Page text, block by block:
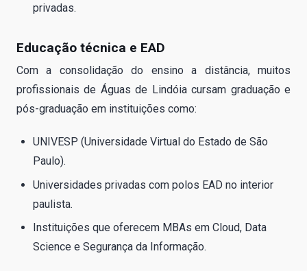
privadas.
Educação técnica e EAD
Com a consolidação do ensino a distância, muitos
profissionais de Águas de Lindóia cursam graduação e
pós-graduação em instituições como:
UNIVESP (Universidade Virtual do Estado de São
Paulo).
Universidades privadas com polos EAD no interior
paulista.
Instituições que oferecem MBAs em Cloud, Data
Science e Segurança da Informação.